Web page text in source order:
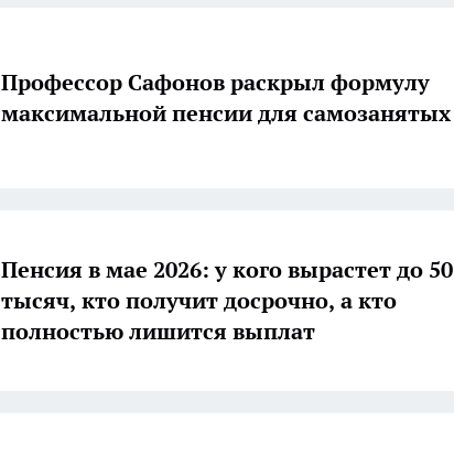
Профессор Сафонов раскрыл формулу
максимальной пенсии для самозанятых
Пенсия в мае 2026: у кого вырастет до 50
тысяч, кто получит досрочно, а кто
полностью лишится выплат